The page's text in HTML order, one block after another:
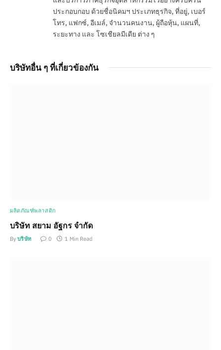
ประกอบกอบ ด้วยชื่อนิคมฯ ประเภทธุรกิจ, ที่อยู่, เบอร์
โทร, แฟกซ์, อีเมล์, จำนวนคนงาน, ผู้ถือหุ้น, แผนที่,
ระยะทาง และ โซเชียลมีเดีย ต่าง ๆ
บริษัทอื่น ๆ ที่เกี่ยวข้องกัน
ผลิตภัณฑ์พลาสติก
บริษัท สยาม อัฐกร จำกัด
By บริษัท 0 1 Min Read